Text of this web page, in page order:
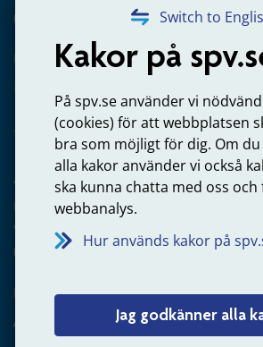
Switch to
Kakor på
På spv.se använder vi
(cookies) för att webbplatsen
bra som möjligt för dig. Om
alla kakor använder vi också
ska kunna chatta med oss och
webbanalys.
Hur används kakor på
Jag godkänner alla
020-65 00 65
Kontakta oss
Arbetsgivare
Frågor om administration av
anställning
060-18 75 03
Kontakta oss
Arbetsgivare – skicka mejl till